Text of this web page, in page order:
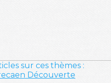
sur ces thèmes :
Découverte